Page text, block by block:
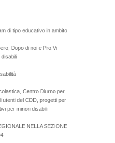
di tipo educativo in ambito
Dopo di noi e Pro.Vi
Centro Diurno per
utenti del CDD, progetti per
per minori disabili
NELLA SEZIONE